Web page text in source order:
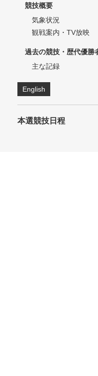
競技概要
気象状況
観戦案内・TV放映
過去の競技・歴代優勝
主な記録
English
本選競技日程